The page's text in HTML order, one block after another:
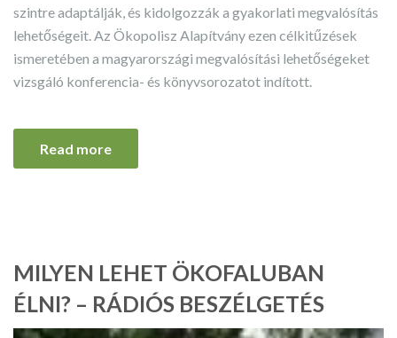
szintre adaptálják, és kidolgozzák a gyakorlati megvalósítás
lehetőségeit. Az Ökopolisz Alapítvány ezen célkitűzések
ismeretében a magyarországi megvalósítási lehetőségeket
vizsgáló konferencia- és könyvsorozatot indított.
Read more
MILYEN LEHET ÖKOFALUBAN
ÉLNI? – RÁDIÓS BESZÉLGETÉS